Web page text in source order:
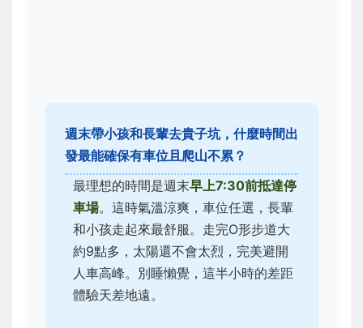
週末帶小孩和長輩去貴子坑，什麼時間出
發最能確保有車位且爬山不累？
最理想的時間是週末早上7:30前抵達停
車場。這時氣溫涼爽，車位任選，長輩
和小孩走起來最舒服。走完O形步道大
約9點多，太陽還不會太烈，完美避開
人車高峰。別睡懶覺，這半小時的差距
體驗天差地遠。